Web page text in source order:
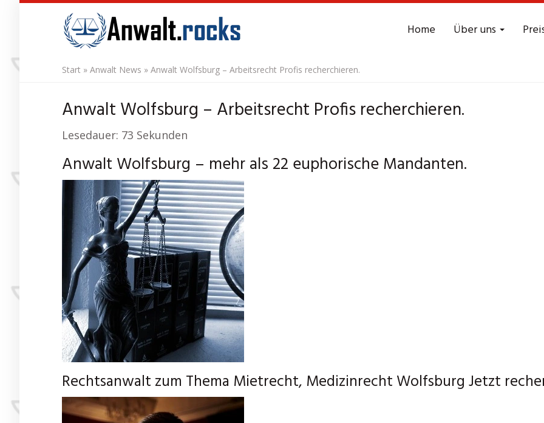
content
Home Über uns
Start » Anwalt News » Anwalt Wolfsburg – Arbeitsrecht Profis recherchieren.
Anwalt Wolfsburg – Arbeitsrecht Profis recherchieren.
Lesedauer: 73 Sekunden
Anwalt Wolfsburg – mehr als 22 euphorische Mandanten.
Rechtsanwalt zum Thema Mietrecht, Medizinrecht Wolfsburg Jetzt